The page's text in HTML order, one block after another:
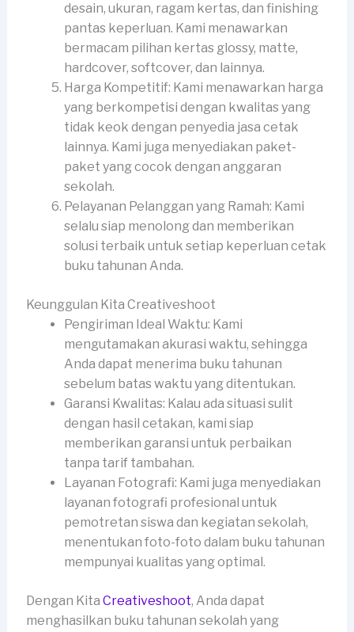
desain, ukuran, ragam kertas, dan finishing
pantas keperluan. Kami menawarkan
bermacam pilihan kertas glossy, matte,
hardcover, softcover, dan lainnya.
Harga Kompetitif: Kami menawarkan harga
yang berkompetisi dengan kwalitas yang
tidak keok dengan penyedia jasa cetak
lainnya. Kami juga menyediakan paket-
paket yang cocok dengan anggaran
sekolah.
Pelayanan Pelanggan yang Ramah: Kami
selalu siap menolong dan memberikan
solusi terbaik untuk setiap keperluan cetak
buku tahunan Anda.
Keunggulan Kita Creativeshoot
Pengiriman Ideal Waktu: Kami
mengutamakan akurasi waktu, sehingga
Anda dapat menerima buku tahunan
sebelum batas waktu yang ditentukan.
Garansi Kwalitas: Kalau ada situasi sulit
dengan hasil cetakan, kami siap
memberikan garansi untuk perbaikan
tanpa tarif tambahan.
Layanan Fotografi: Kami juga menyediakan
layanan fotografi profesional untuk
pemotretan siswa dan kegiatan sekolah,
menentukan foto-foto dalam buku tahunan
mempunyai kualitas yang optimal.
Dengan Kita Creativeshoot, Anda dapat
menghasilkan buku tahunan sekolah yang